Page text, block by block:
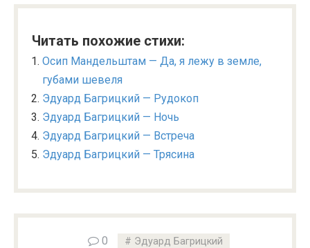
Читать похожие стихи:
Осип Мандельштам — Да, я лежу в земле,
губами шевеля
Эдуард Багрицкий — Рудокоп
Эдуард Багрицкий — Ночь
Эдуард Багрицкий — Встреча
Эдуард Багрицкий — Трясина
0 Эдуард Багрицкий